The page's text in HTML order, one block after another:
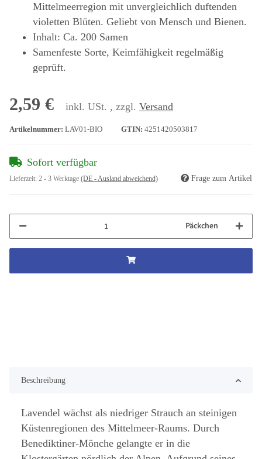
Mittelmeerregion mit unvergleichlich duftenden
violetten Blüten. Geliebt von Mensch und Bienen.
Inhalt: Ca. 200 Samen
Samenfeste Sorte, Keimfähigkeit regelmäßig
geprüft.
2,59 € inkl. USt. , zzgl. Versand
Artikelnummer: LAV01-BIO GTIN: 4251420503817
Sofort verfügbar
Lieferzeit: 2 - 3 Werktage (DE - Ausland abweichend) Frage zum Artikel
Päckchen
Beschreibung
Lavendel wächst als niedriger Strauch an steinigen
Küstenregionen des Mittelmeer-Raums. Durch
Benediktiner-Mönche gelangte er in die